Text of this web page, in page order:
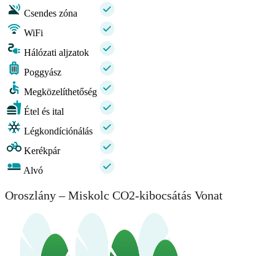
Csendes zóna
WiFi
Hálózati aljzatok
Poggyász
Megközelíthetőség
Étel és ital
Légkondíciónálás
Kerékpár
Alvó
Oroszlány – Miskolc CO2-kibocsátás Vonat